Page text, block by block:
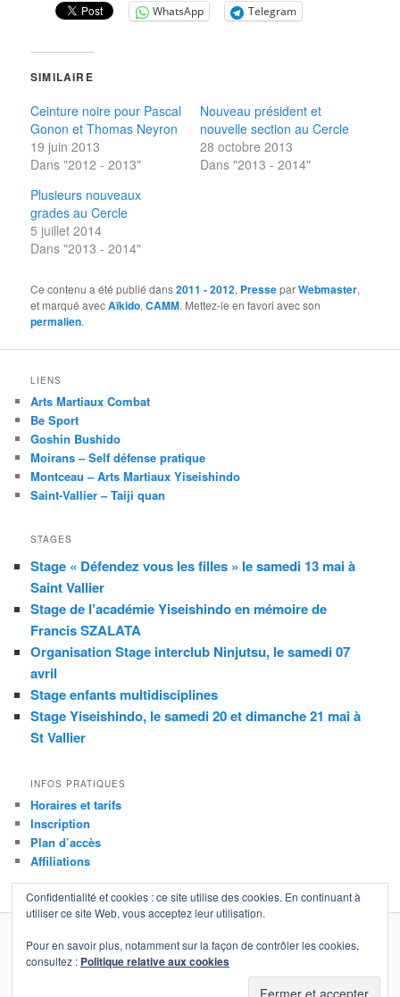
WhatsApp Telegram
SIMILAIRE
Ceinture noire pour Pascal
Gonon et Thomas Neyron
19 juin 2013
Dans "2012 - 2013"
Nouveau président et
nouvelle section au Cercle
28 octobre 2013
Dans "2013 - 2014"
Plusieurs nouveaux
grades au Cercle
5 juillet 2014
Dans "2013 - 2014"
Ce contenu a été publié dans2011 - 2012, PresseparWebmaster,
et marqué avecAïkido,CAMM. Mettez-le en favori avec son
permalien.
LIENS
Arts Martiaux Combat
Be Sport
Goshin Bushido
Moirans – Self défense pratique
Montceau – Arts Martiaux Yiseishindo
Saint-Vallier – Taiji quan
STAGES
Stage « Défendez vous les filles » le samedi 13 mai à
Saint Vallier
Stage de l’académie Yiseishindo en mémoire de
Francis SZALATA
Organisation Stage interclub Ninjutsu, le samedi 07
avril
Stage enfants multidisciplines
Stage Yiseishindo, le samedi 20 et dimanche 21 mai à
St Vallier
INFOS PRATIQUES
Horaires et tarifs
Inscription
Plan d’accès
Affiliations
Contact|Partenaires|Mentions légales|Plan du site
Copyright © 2011 - 2024 Cercle d'Arts Martiaux Mâconnais (CAMM)
Confidentialité et cookies : ce site utilise des cookies. En continuant à
utiliser ce site Web, vous acceptez leur utilisation.
Pour en savoir plus, notamment sur la façon de contrôler les cookies,
consultez : Politique relative aux cookies